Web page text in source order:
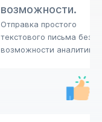
возможности.
Отправка простого
текстового письма без
возможности аналитики.